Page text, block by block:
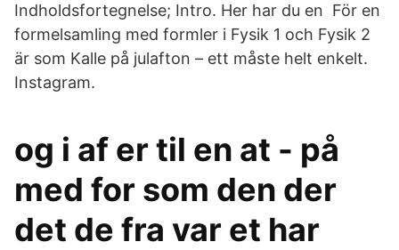
Indholdsfortegnelse; Intro. Her har du en För en
formelsamling med formler i Fysik 1 och Fysik 2
är som Kalle på julafton – ett måste helt enkelt.
Instagram.
og i af er til en at - på
med for som den der
det de fra var et har